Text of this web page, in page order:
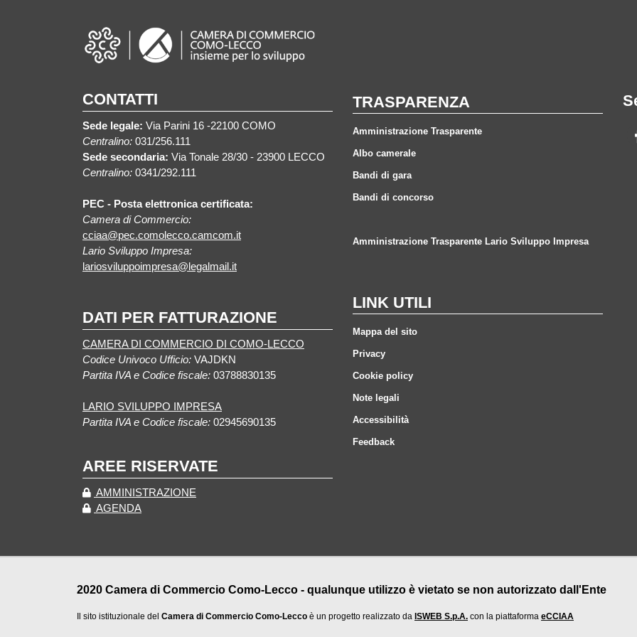
CONTATTI
Sede legale: Via Parini 16 -22100 COMO
Centralino: 031/256.111
Sede secondaria: Via Tonale 28/30 - 23900 LECCO
Centralino: 0341/292.111
PEC - Posta elettronica certificata:
Camera di Commercio:
cciaa@pec.comolecco.camcom.it
Lario Sviluppo Impresa:
lariosviluppoimpresa@legalmail.it
DATI PER FATTURAZIONE
CAMERA DI COMMERCIO DI COMO-LECCO
Codice Univoco Ufficio: VAJDKN
Partita IVA e Codice fiscale: 03788830135
LARIO SVILUPPO IMPRESA
Partita IVA e Codice fiscale: 02945690135
AREE RISERVATE
AMMINISTRAZIONE
AGENDA
TRASPARENZA
Amministrazione Trasparente
Albo camerale
Bandi di gara
Bandi di concorso
Amministrazione Trasparente Lario Sviluppo Impresa
LINK UTILI
Mappa del sito
Privacy
Cookie policy
Note legali
Accessibilità
Feedback
2020 Camera di Commercio Como-Lecco - qualunque utilizzo è vietato se non autorizzato dall'Ente
Il sito istituzionale del Camera di Commercio Como-Lecco è un progetto realizzato da ISWEB S.p.A. con la piattaforma eCCIAA